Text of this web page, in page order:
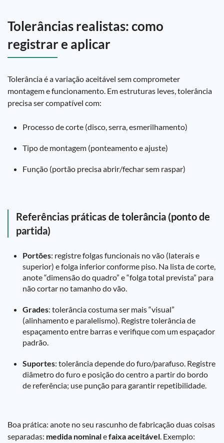
Tolerâncias realistas: como
registrar e aplicar
Tolerância é a variação aceitável sem comprometer
montagem e funcionamento. Em estruturas leves, tolerância
precisa ser compatível com:
Processo de corte (disco, serra, esmerilhamento)
Tipo de montagem (ponteamento e ajuste)
Função (portão precisa abrir/fechar sem raspar)
Referências práticas de tolerância (ponto de
partida)
Portões: registre folgas funcionais no vão (laterais e
superior) e folga inferior conforme piso. Na lista de corte,
anote “dimensão do quadro” e “folga total prevista” para
não cortar no tamanho do vão.
Grades: tolerância costuma ser mais “visual”
(alinhamento e paralelismo). Registre tolerância de
espaçamento entre barras e verifique com um espaçador
padrão.
Suportes: tolerância depende do furo/parafuso. Registre
diâmetro do furo e posição do centro a partir do bordo
de referência; use punção para garantir repetibilidade.
Boa prática: anote no seu rascunho de fabricação duas coisas
separadas: medida nominalefaixa aceitável. Exemplo: